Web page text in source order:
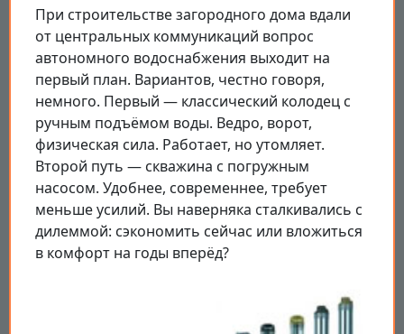
При строительстве загородного дома вдали
от центральных коммуникаций вопрос
автономного водоснабжения выходит на
первый план. Вариантов, честно говоря,
немного. Первый — классический колодец с
ручным подъёмом воды. Ведро, ворот,
физическая сила. Работает, но утомляет.
Второй путь — скважина с погружным
насосом. Удобнее, современнее, требует
меньше усилий. Вы наверняка сталкивались с
дилеммой: сэкономить сейчас или вложиться
в комфорт на годы вперёд?